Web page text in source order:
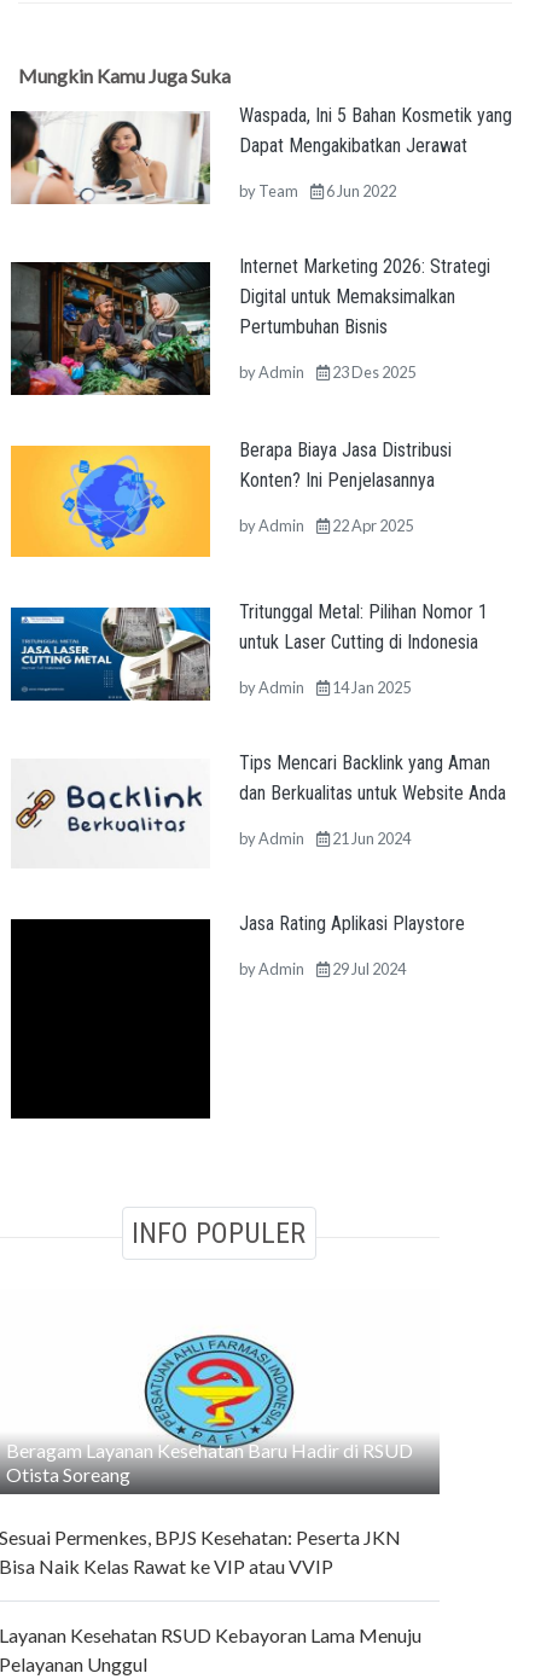
Mungkin Kamu Juga Suka
Waspada, Ini 5 Bahan Kosmetik yang
Dapat Mengakibatkan Jerawat
byTeam 6 Jun 2022
Internet Marketing 2026: Strategi
Digital untuk Memaksimalkan
Pertumbuhan Bisnis
byAdmin 23 Des 2025
Berapa Biaya Jasa Distribusi
Konten? Ini Penjelasannya
byAdmin 22 Apr 2025
Tritunggal Metal: Pilihan Nomor 1
untuk Laser Cutting di Indonesia
byAdmin 14 Jan 2025
Tips Mencari Backlink yang Aman
dan Berkualitas untuk Website Anda
byAdmin 21 Jun 2024
Jasa Rating Aplikasi Playstore
byAdmin 29 Jul 2024
INFO POPULER
Beragam Layanan Kesehatan Baru Hadir di RSUD
Otista Soreang
Permenkes, BPJS Kesehatan: Peserta JKN
Naik Kelas Rawat ke VIP atau VVIP
Kesehatan RSUD Kebayoran Lama Menuju
Unggul